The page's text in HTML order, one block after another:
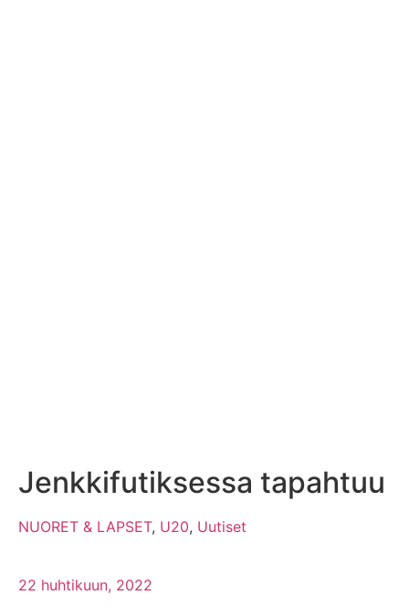
Jenkkifutiksessa tapahtuu
NUORET & LAPSET, U20, Uutiset
22 huhtikuun, 2022